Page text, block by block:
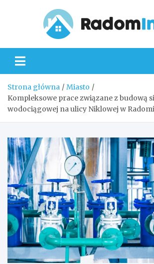
Strona główna
Miasto
Kompleksowe prace związane z budową
wodociągowej na ulicy Niklowej w